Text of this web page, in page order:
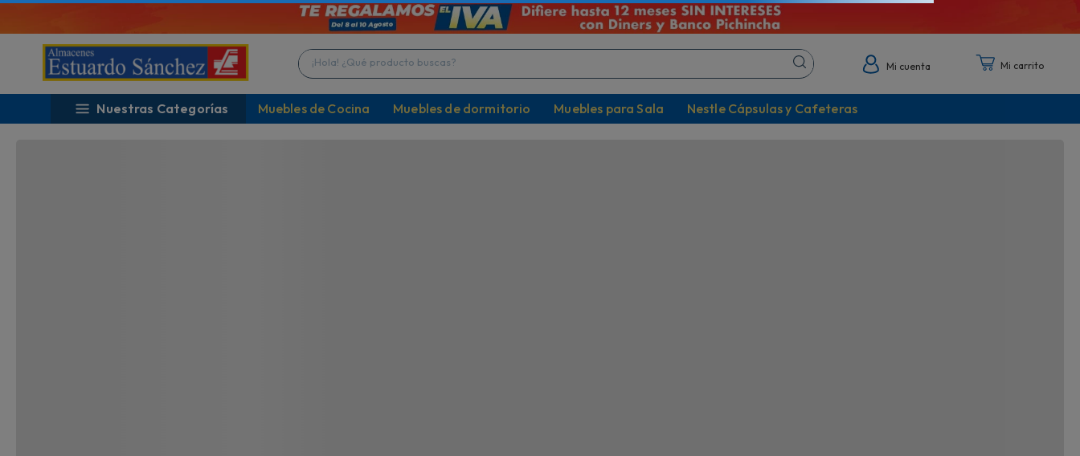
¡Hola! ¿Qué producto buscas?
Mi cuenta
Nuestras Categorías Muebles de Cocina Muebles de dormitorio Muebles para Sala Nestle Cápsulas y Cafeteras
Vigencia hasta 10 Agosto
¡ENVÍO GRATIS en escolar!
Por compras mayores a $60
¡La mejor definición!
Televisores desde 32" hasta 75" Descubre todos sus sabores
Descripción Especificaciones